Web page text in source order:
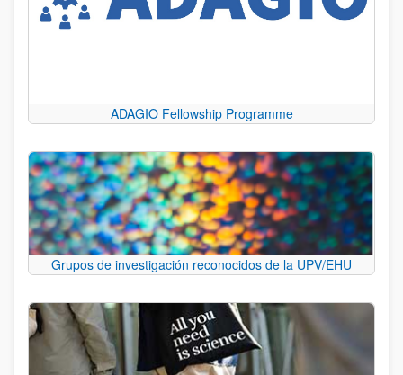
ADAGIO Fellowship Programme
Grupos de investigación reconocidos de la UPV/EHU